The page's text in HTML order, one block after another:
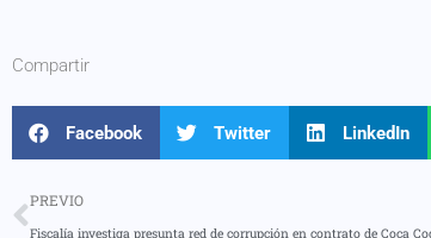
Compartir
Facebook Twitter LinkedIn
PREVIO